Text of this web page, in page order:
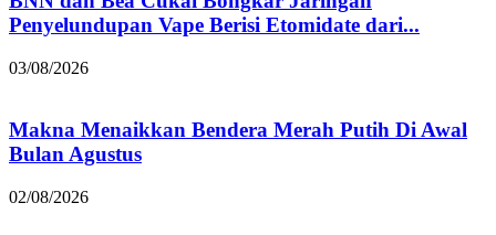
Penyelundupan Vape Berisi Etomidate dari...
03/08/2026
Makna Menaikkan Bendera Merah Putih Di Awal
Bulan Agustus
02/08/2026